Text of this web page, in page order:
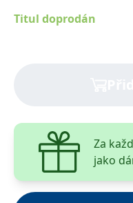
Titul doprodán
Za
jako